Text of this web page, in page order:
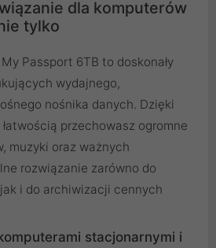
dla komputerów
tylko
Passport 6TB to doskonały
wydajnego,
nośnika danych. Dzięki
przechowasz ogromne
muzyki oraz ważnych
rozwiązanie zarówno do
i do archiwizacji cennych
stacjonarnymi i